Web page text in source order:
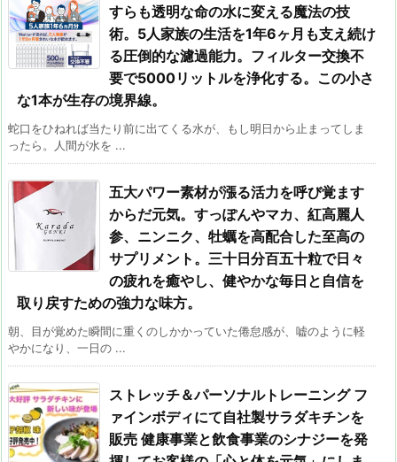
すらも透明な命の水に変える魔法の技
術。5人家族の生活を1年6ヶ月も支え続け
る圧倒的な濾過能力。フィルター交換不
要で5000リットルを浄化する。この小さ
な1本が生存の境界線。
蛇口をひねれば当たり前に出てくる水が、もし明日から止まってしま
ったら。人間が水を ...
五大パワー素材が漲る活力を呼び覚ます
からだ元気。すっぽんやマカ、紅高麗人
参、ニンニク、牡蠣を高配合した至高の
サプリメント。三十日分百五十粒で日々
の疲れを癒やし、健やかな毎日と自信を
取り戻すための強力な味方。
朝、目が覚めた瞬間に重くのしかかっていた倦怠感が、嘘のように軽
やかになり、一日の ...
ストレッチ＆パーソナルトレーニング フ
ァインボディにて自社製サラダキチンを
販売 健康事業と飲食事業のシナジーを発